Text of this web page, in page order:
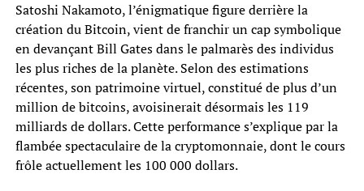
Satoshi Nakamoto, l’énigmatique figure derrière la
création du Bitcoin, vient de franchir un cap symbolique
en devançant Bill Gates dans le palmarès des individus
les plus riches de la planète. Selon des estimations
récentes, son patrimoine virtuel, constitué de plus d’un
million de bitcoins, avoisinerait désormais les 119
milliards de dollars. Cette performance s’explique par la
flambée spectaculaire de la cryptomonnaie, dont le cours
frôle actuellement les 100 000 dollars.